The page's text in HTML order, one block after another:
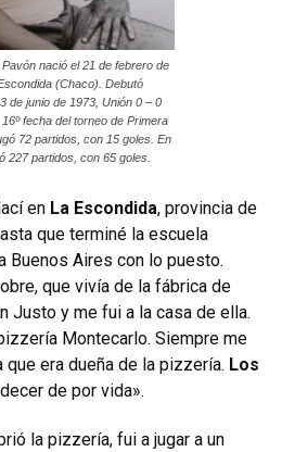
nació el 21 de febrero de
(Chaco). Debutó
de junio de 1973, Unión 0 – 0
fecha del torneo de Primera
72 partidos, con 15 goles. En
227 partidos, con 65 goles.
en La Escondida, provincia de
que terminé la escuela
Buenos Aires con lo puesto.
que vivía de la fábrica de
Justo y me fui a la casa de ella.
Montecarlo. Siempre me
era dueña de la pizzería. Los
de por vida».
la pizzería, fui a jugar a un